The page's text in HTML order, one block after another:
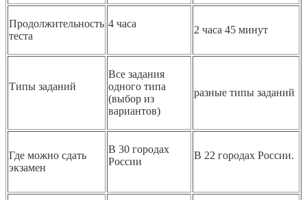
Продолжительность
теста
4 часа
2 часа 45 минут
Типы заданий
Все задания
одного типа
(выбор из
вариантов)
разные типы заданий
Где можно сдать
экзамен
В 30 городах
России
В 22 городах России.